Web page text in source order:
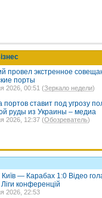
провел экстренное
порты
2026, 00:51 (Зеркало недели)
портов ставит под угрозу
руды из Украины – медиа
2026, 12:37 (Обозреватель)
— Карабах 1:0 Відео
конференцій
2026, 22:53